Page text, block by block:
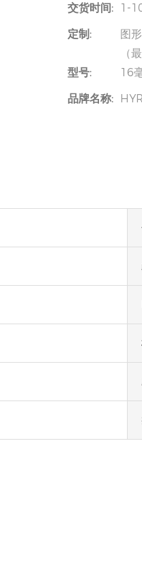
交货时间:
1-
定制:
图
（
型号:
16
品牌名称: